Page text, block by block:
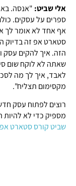
אלי שביט: "אנסה.
ספרים על עסקים.
אף אחד לא אומר לך
סטארט אפ זה בדיוק
הזה. איך להקים עסק
שאתה לא לוקח שום
לאבד, איך לך מה
מקסימום תצליח".
רוצים לפתוח עסק
מספיק כדי לא להיות
שביט קורס סטארט אפ